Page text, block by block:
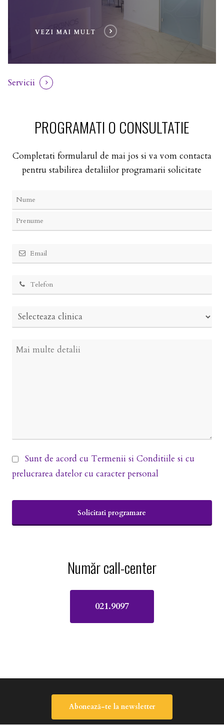
VEZI MAI MULT
Servicii
PROGRAMATI O CONSULTATIE
Completati formularul de mai jos si va vom contacta
pentru stabilirea detaliilor programarii solicitate
Sunt de acord cu Termenii si Conditiile si cu
prelucrarea datelor cu caracter personal
Solicitati programare
Număr call-center
021.9097
Abonează-te la newsletter